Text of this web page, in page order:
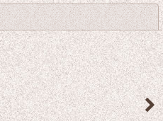
閉じる